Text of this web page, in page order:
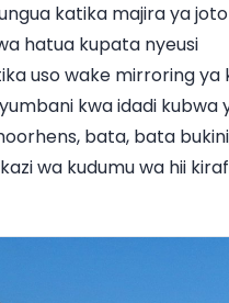
katika majira ya joto
hatua kupata nyeusi
uso wake mirroring ya
kwa idadi kubwa
bata, bata
wa kudumu wa hii